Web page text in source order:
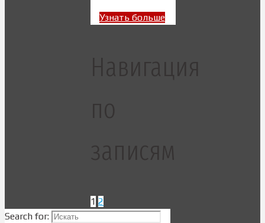
Узнать больше
Навигация
по
записям
1 2
Search for: